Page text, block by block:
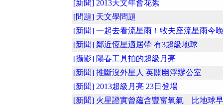
[新聞] 2013天文年會花絮
[問題] 天文學問題
[新聞] 一起去看流星雨！牧夫座流星雨今
[新聞] 鄰近恆星適居帶 有3超級地球
[攝影] 陽春工具拍的超級月亮
[新聞] 推斷沒外星人 英關幽浮辦公室
[新聞] 2013超級月亮 23日登場
[新聞] 火星證實曾蘊含豐富氧氣 比地球